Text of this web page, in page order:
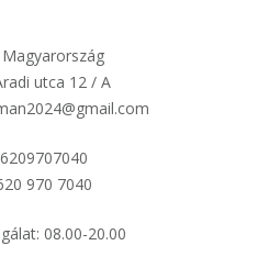
utca 12 / A
970 7040
08.00-20.00